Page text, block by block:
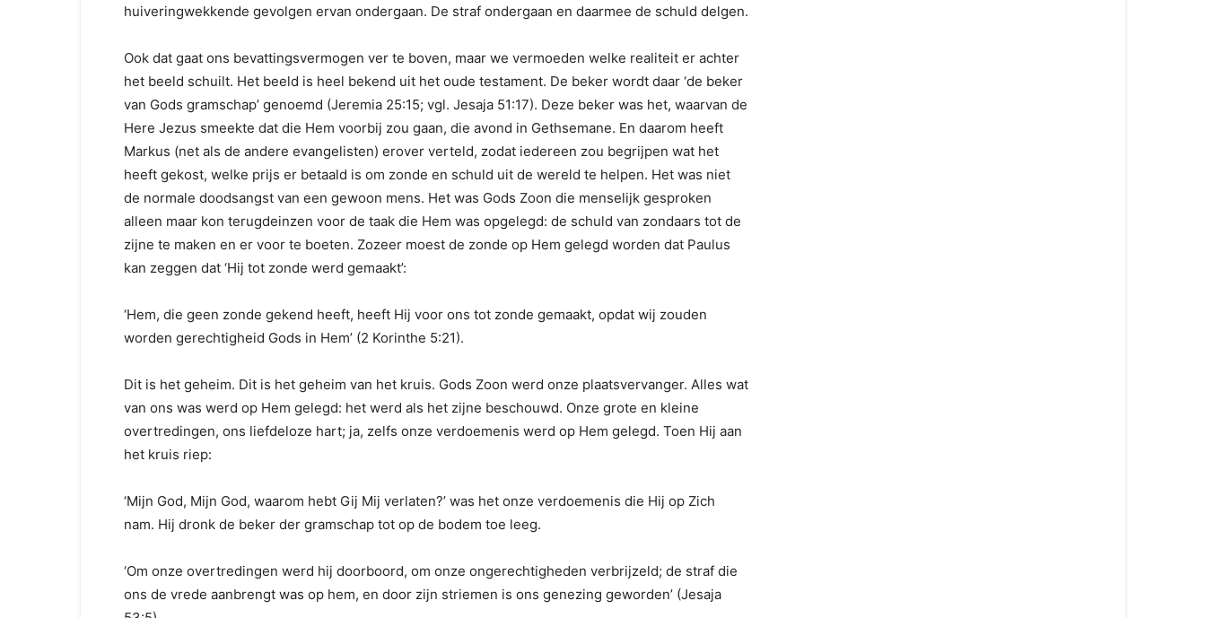
huiveringwekkende gevolgen ervan ondergaan. De straf ondergaan en daarmee de schuld delgen.
Ook dat gaat ons bevattingsvermogen ver te boven, maar we vermoeden welke realiteit er achter
het beeld schuilt. Het beeld is heel bekend uit het oude testament. De beker wordt daar ‘de beker
van Gods gramschap’ genoemd (Jeremia 25:15; vgl. Jesaja 51:17). Deze beker was het, waarvan de
Here Jezus smeekte dat die Hem voorbij zou gaan, die avond in Gethsemane. En daarom heeft
Markus (net als de andere evangelisten) erover verteld, zodat iedereen zou begrijpen wat het
heeft gekost, welke prijs er betaald is om zonde en schuld uit de wereld te helpen. Het was niet
de normale doodsangst van een gewoon mens. Het was Gods Zoon die menselijk gesproken
alleen maar kon terugdeinzen voor de taak die Hem was opgelegd: de schuld van zondaars tot de
zijne te maken en er voor te boeten. Zozeer moest de zonde op Hem gelegd worden dat Paulus
kan zeggen dat ‘Hij tot zonde werd gemaakt’:
‘Hem, die geen zonde gekend heeft, heeft Hij voor ons tot zonde gemaakt, opdat wij zouden
worden gerechtigheid Gods in Hem’ (2 Korinthe 5:21).
Dit is het geheim. Dit is het geheim van het kruis. Gods Zoon werd onze plaatsvervanger. Alles wat
van ons was werd op Hem gelegd: het werd als het zijne beschouwd. Onze grote en kleine
overtredingen, ons liefdeloze hart; ja, zelfs onze verdoemenis werd op Hem gelegd. Toen Hij aan
het kruis riep:
‘Mijn God, Mijn God, waarom hebt Gij Mij verlaten?’ was het onze verdoemenis die Hij op Zich
nam. Hij dronk de beker der gramschap tot op de bodem toe leeg.
‘Om onze overtredingen werd hij doorboord, om onze ongerechtigheden verbrijzeld; de straf die
ons de vrede aanbrengt was op hem, en door zijn striemen is ons genezing geworden’ (Jesaja